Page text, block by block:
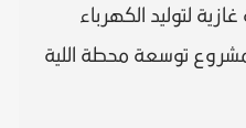
لتوليد الكهرباء
ضمن مشروع توسعة محطة اللية